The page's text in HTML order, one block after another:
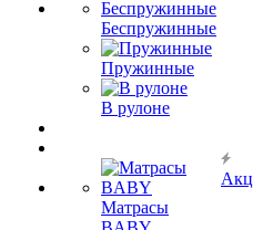
Беспружинные
Пружинные
В рулоне
Матрасы